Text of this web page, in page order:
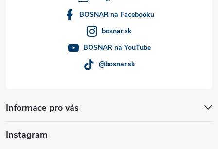
Informace pro vás
BOSNAR na Facebooku
bosnar.sk
BOSNAR na YouTube
@bosnar.sk
Instagram